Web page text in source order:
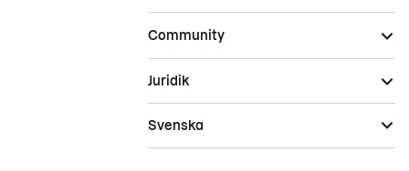
Community
Juridik
Svenska